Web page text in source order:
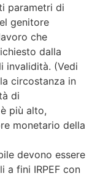
parametri di
genitore
che
dalla
invalidità. (Vedi
circostanza in
di
più alto,
monetario della
devono essere
a fini IRPEF con